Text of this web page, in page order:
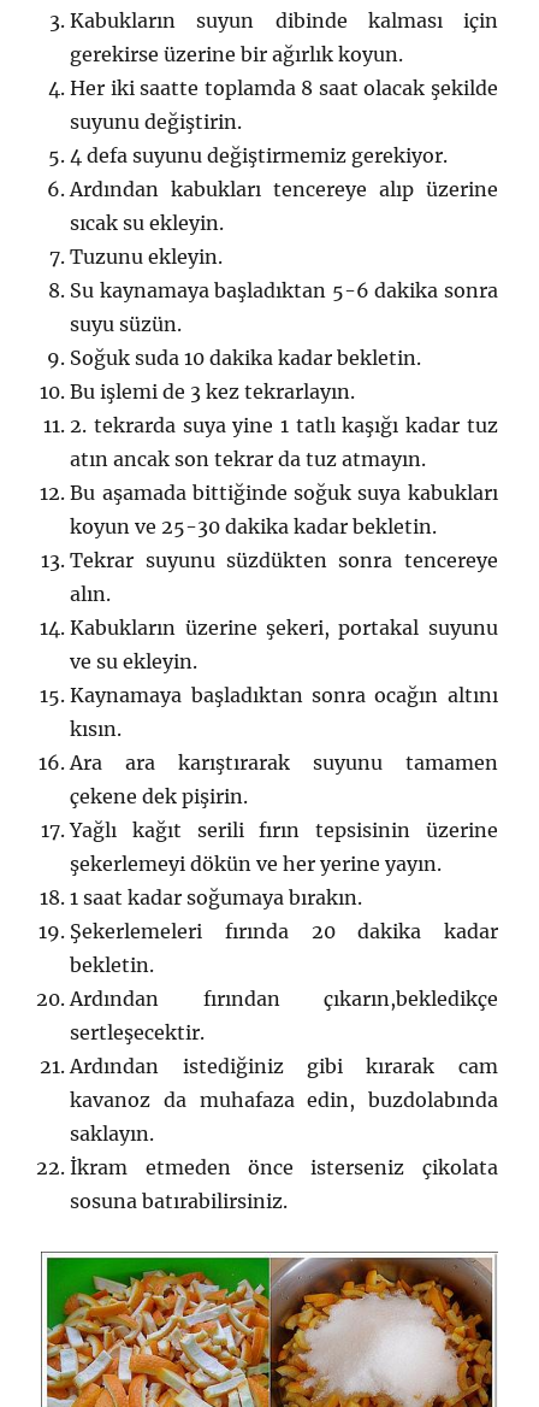
Kabukların suyun dibinde kalması için
gerekirse üzerine bir ağırlık koyun.
Her iki saatte toplamda 8 saat olacak şekilde
suyunu değiştirin.
4 defa suyunu değiştirmemiz gerekiyor.
Ardından kabukları tencereye alıp üzerine
sıcak su ekleyin.
Tuzunu ekleyin.
Su kaynamaya başladıktan 5-6 dakika sonra
suyu süzün.
Soğuk suda 10 dakika kadar bekletin.
Bu işlemi de 3 kez tekrarlayın.
2. tekrarda suya yine 1 tatlı kaşığı kadar tuz
atın ancak son tekrar da tuz atmayın.
Bu aşamada bittiğinde soğuk suya kabukları
koyun ve 25-30 dakika kadar bekletin.
Tekrar suyunu süzdükten sonra tencereye
alın.
Kabukların üzerine şekeri, portakal suyunu
ve su ekleyin.
Kaynamaya başladıktan sonra ocağın altını
kısın.
Ara ara karıştırarak suyunu tamamen
çekene dek pişirin.
Yağlı kağıt serili fırın tepsisinin üzerine
şekerlemeyi dökün ve her yerine yayın.
1 saat kadar soğumaya bırakın.
Şekerlemeleri fırında 20 dakika kadar
bekletin.
Ardından fırından çıkarın,bekledikçe
sertleşecektir.
Ardından istediğiniz gibi kırarak cam
kavanoz da muhafaza edin, buzdolabında
saklayın.
İkram etmeden önce isterseniz çikolata
sosuna batırabilirsiniz.